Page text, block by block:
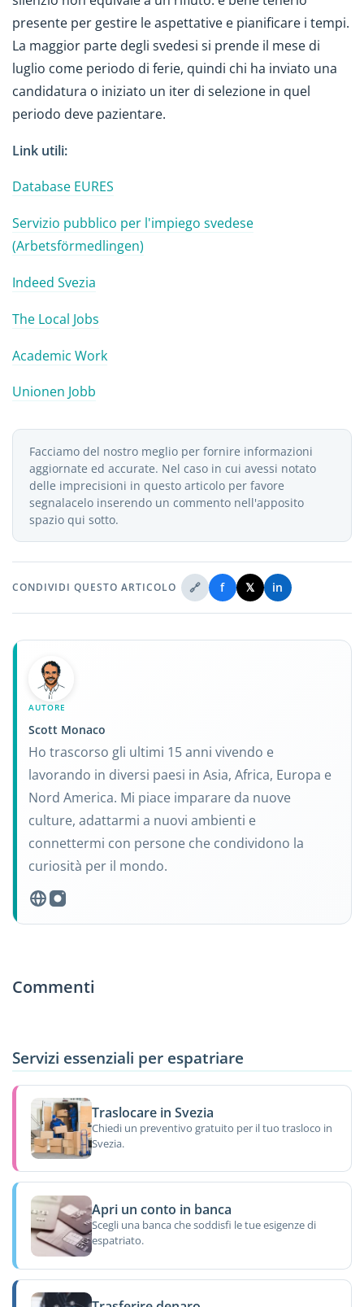
presente per gestire le aspettative e pianificare i tempi.
La maggior parte degli svedesi si prende il mese di
luglio come periodo di ferie, quindi chi ha inviato una
candidatura o iniziato un iter di selezione in quel
periodo deve pazientare.
Link utili:
Database EURES
Servizio pubblico per l'impiego svedese
(Arbetsförmedlingen)
Indeed Svezia
The Local Jobs
Academic Work
Unionen Jobb
Facciamo del nostro meglio per fornire informazioni
aggiornate ed accurate. Nel caso in cui avessi notato
delle imprecisioni in questo articolo per favore
segnalacelo inserendo un commento nell'apposito
spazio qui sotto.
CONDIVIDI QUESTO ARTICOLO 🔗 f 𝕏 in
AUTORE
Scott Monaco
Ho trascorso gli ultimi 15 anni vivendo e
lavorando in diversi paesi in Asia, Africa, Europa e
Nord America. Mi piace imparare da nuove
culture, adattarmi a nuovi ambienti e
connettermi con persone che condividono la
curiosità per il mondo.
Commenti
Servizi essenziali per espatriare
Traslocare in Svezia
Chiedi un preventivo gratuito per il tuo trasloco in
Svezia.
Apri un conto in banca
Scegli una banca che soddisfi le tue esigenze di
espatriato.